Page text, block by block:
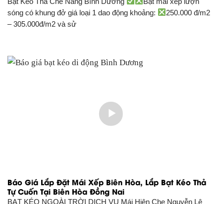
sóng có khung đở giá loại 1 dao động khoảng:
250.000 đ/m2
– 305.000đ/m2 và sử
Báo Giá Lắp Đặt Mái Xếp Biên Hòa, Lắp Bạt Kéo Thả
Tự Cuốn Tại Biên Hòa Đồng Nai
BẠT KÉO NGOÀI TRỜI DỊCH VỤ Mái Hiên Che Nguyễn Lê